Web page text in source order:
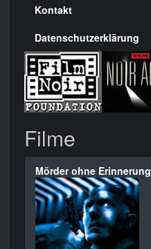
Kontakt
Datenschutzerklärung
Filme
Mörder ohne Erinnerung